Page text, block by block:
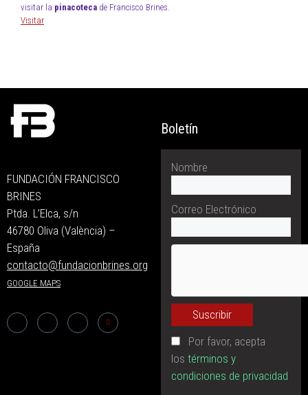
visitar la pinacoteca de Francisco Brines.
Visitar
FUNDACIÓN FRANCISCO
BRINES
Ptda. L’Elca, s/n
46780 Oliva (València) –
España
contacto@fundacionbrines.org
GOOGLE MAPS
Boletín
Nombre
Correo Electrónico
Por favor, acepta
los términos y
condiciones de privacidad